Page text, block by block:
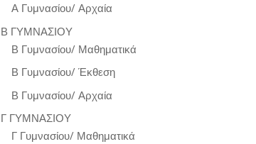
Α Γυμνασίου/ Αρχαία
Β ΓΥΜΝΑΣΙΟΥ
Β Γυμνασίου/ Μαθηματικά
Β Γυμνασίου/ Έκθεση
Β Γυμνασίου/ Αρχαία
Γ ΓΥΜΝΑΣΙΟΥ
Γ Γυμνασίου/ Μαθηματικά